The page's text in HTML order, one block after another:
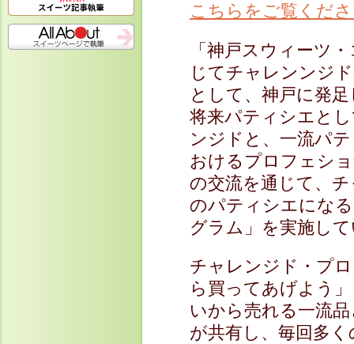
こちらをご覧くだ
「神戸スウィーツ
じてチャレンンジ
として、神戸に発
将来パティシエと
ンジドと、一流パ
おけるプロフェシ
の交流を通じて、
のパティシエにな
グラム」を実施し
チャレンジド・プ
ら買ってあげよう
いから売れる一流
が共有し、毎回多